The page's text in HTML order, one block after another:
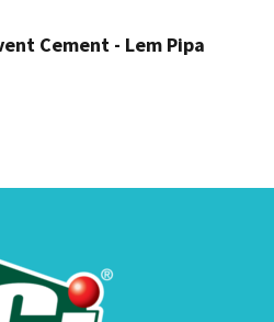
Cement - Lem Pipa